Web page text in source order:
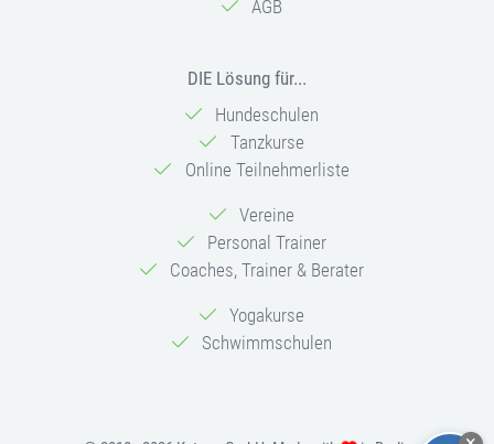
AGB
DIE Lösung für...
Hundeschulen
Tanzkurse
Online Teilnehmerliste
Vereine
Personal Trainer
Coaches, Trainer & Berater
Yogakurse
Schwimmschulen